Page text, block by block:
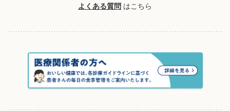
よくある質問 はこちら